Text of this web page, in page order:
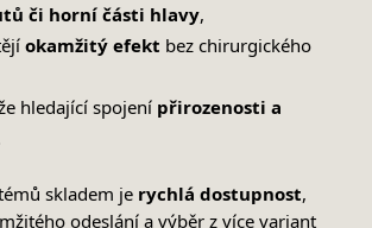
či horní části hlavy,
okamžitý efekt bez chirurgického
hledající spojení přirozenosti a
skladem je rychlá dostupnost,
odeslání a výběr z více variant